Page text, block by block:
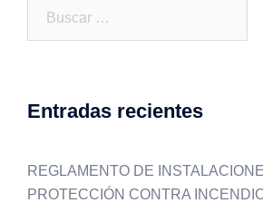
Entradas recientes
REGLAMENTO DE
PROTECCIÓN CONTRA